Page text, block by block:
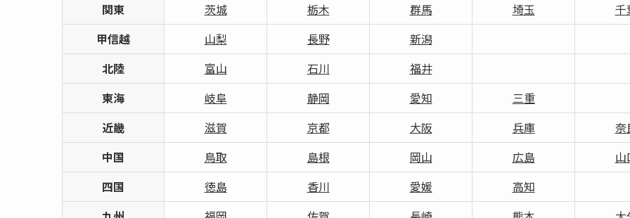
関東
茨城 栃木 群馬 埼玉 千
甲信越
山梨 長野
新潟
北陸
富山 石川
福井
東海
岐阜 静岡 愛知
三重
近畿
滋賀 京都 大阪 兵庫 奈
中国
鳥取 島根 岡山 広島
山
四国
徳島 香川 愛媛
高知